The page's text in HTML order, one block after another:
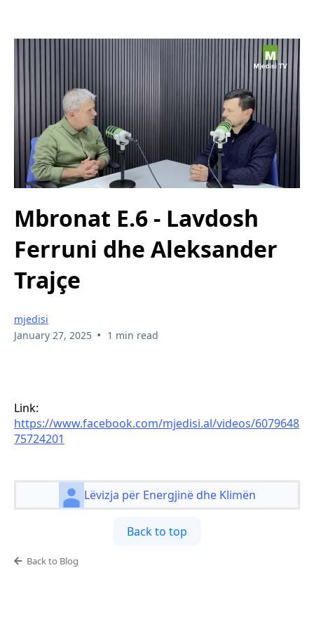
Mbronat E.6 - Lavdosh
Ferruni dhe Aleksander
Trajçe
mjedisi
January 27, 2025 • 1 min read
Link:
https://www.facebook.com/mjedisi.al/videos/6079648
75724201
Lëvizja për Energjinë dhe Klimën
Back to top
Back to Blog